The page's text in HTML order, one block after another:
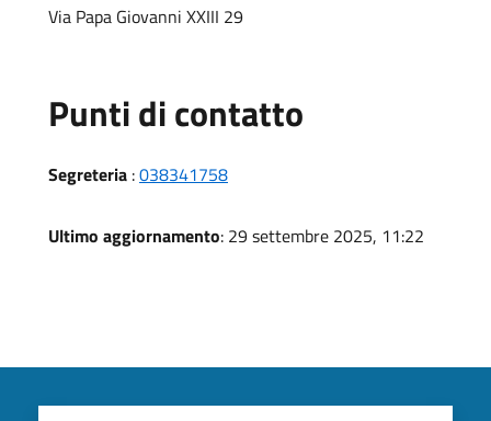
Via Papa Giovanni XXIII 29
Punti di contatto
Segreteria :038341758
Ultimo aggiornamento: 29 settembre 2025, 11:22